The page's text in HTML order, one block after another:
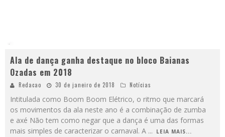
Ala de dança ganha destaque no bloco Baianas
Ozadas em 2018
Redacao 30 de janeiro de 2018 Notícias
Intitulada como Boom Boom Elétrico, o ritmo que marcará
os movimentos da ala neste ano é a combinação de zumba
e axé Não tem como negar que a dança é uma das formas
mais simples de caracterizar o carnaval. A ... LEIA MAIS...